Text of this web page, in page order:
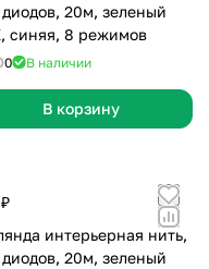
20м, зеленый
синяя, 8 режимов
0 В наличии
В корзину
интерьерная нить,
20м, зеленый